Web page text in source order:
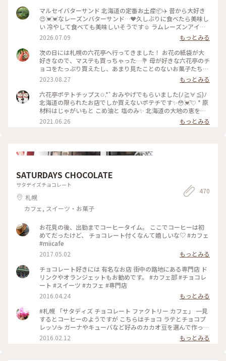
マルセイバターサンド 北海道の定番お土産📦✈️ 昔から大好き
😍💓💓なレーズンバターサンド…❤️久しぶりに食べたら美味し
い 冷やして食べても美味しいそうです☺️ ラムレーズンアイス
クリーム🍦みたいな味🍇 ホワイトチョコレート🍫とバターか
たっぷり含んだクッキー🍪が本当にベストヒット #クッキー #
バター #北海道 #手土産 #バタークッキー #洋菓子 #ひみつの絶
景
2026.07.09
もっとみる
次の日には札幌の六花亭へ行ってきました！ お花の紙袋が大
好きなので、マステも買っちゃった…💐 母が好きな六花亭のチ
ョコをたっぷり買えたし、あまり見たことのないお菓子たちを
カゴにポンポン入れて、爆買いってこういうことかな…とか思
いながら幸せなお買い物ができました🥰 雪こんこのチーズ
と、バターサンドのアイスは格別なお味でした〜😊♥️ ここに1
番行きたかったので、2日目にして大満足でした😆
2023.08.27
もっとみる
六花亭ポテトチップス✩.*˚ おみやげでもらいました(ﾉ≧∀≦)ﾉ
北海道の限られたお店でしか買えないポテチです✨😳💓💘 * 原
材料はじゃがいもと こめ油と 塩のみ✨ 北海道の大地の恵をし
っかりとうけたじゃがいもの美味しさがはっきりとわかりま
す‼️ * 六花亭お馴染みの草花が描かれた素敵なパッケージも魅
ら パウダーベアさんの投稿をご覧下さいね🧸 * 道外では絶対
* #自然にふれる #夏色さがし #ことりっぷ北海道 #六花亭 #六
花亭札幌本店 #六花亭ポテトチップス #おみやげ #おみやげ図
鑑 #お土産 #ポテトチップス #毎日おやつ #しあわせおやつ #素
敵な贈り物 #ありがとう #こもりっぷ仙台 #カメラ #カメラ初
心者🔰 #fumitubu
2021.06.26 もっとみる
SATURDAYS CHOCOLATE
サタデイズチョコレート
札幌
カフェ, スイーツ・お菓子
470
お花見の後、出勤までコーヒータイム。 ここでコーヒーは初
めてだったけど、 チョコレート付くなんて嬉しいな♡ #カフェ
#miicafe
2017.05.02
もっとみる
チョコレート好きには 有名なお店 街中の路地にある専門店 ド
リンクやオランジェットもお勧めです。 #カフェ部 #チョコレ
ート #スイーツ #カフェ #専門店
2016.04.24
もっとみる
#札幌 「サタディズ チョコレート ファクトリー カフェ」 一見
するとコーヒーのようですが こちらはチョコ ラテとチョコプ
レッソ☕️ ガーナやキューバなど好みのカカオ豆を選んで作って
もらえる濃厚なチョコドリンク❤️ カカオってすごい！ 一口飲
むごとに元気になる‼︎ バレンタインにもおすすめのチョコレー
2016.02.12 もっとみる